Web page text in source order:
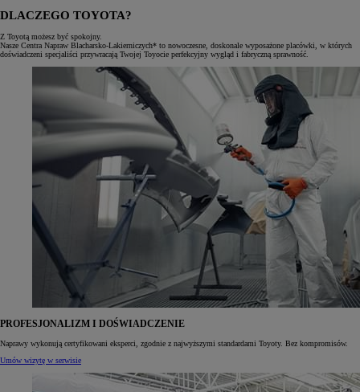
DLACZEGO TOYOTA?
Z Toyotą możesz być spokojny.
Nasze Centra Napraw Blacharsko-Lakierniczych* to nowoczesne, doskonale wyposażone placówki, w których
doświadczeni specjaliści przywracają Twojej Toyocie perfekcyjny wygląd i fabryczną sprawność.
PROFESJONALIZM I DOŚWIADCZENIE
Naprawy wykonują certyfikowani eksperci, zgodnie z najwyższymi standardami Toyoty. Bez kompromisów.
Umów wizytę w serwisie